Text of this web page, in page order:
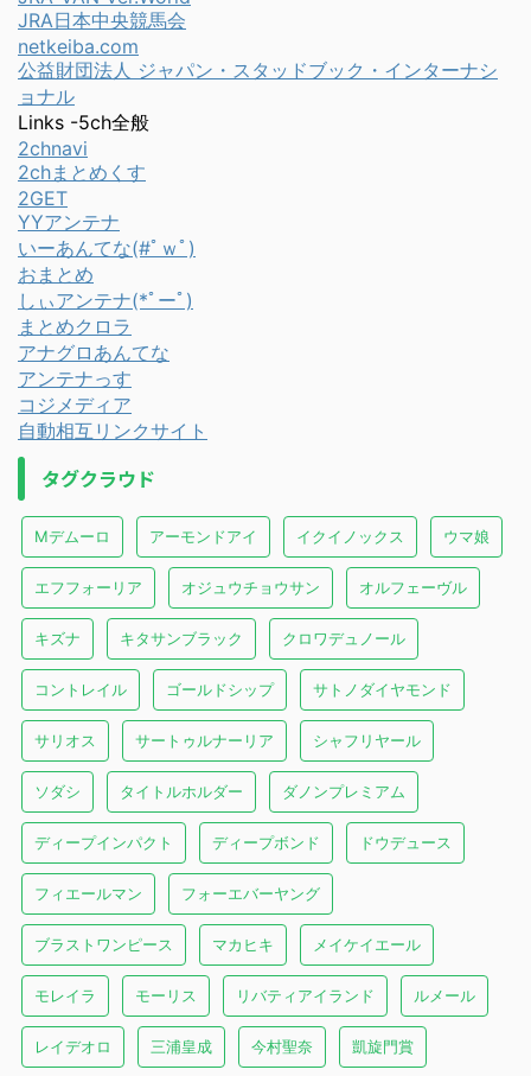
JRA日本中央競馬会
netkeiba.com
公益財団法人 ジャパン・スタッドブック・インターナシ
ョナル
Links -5ch全般
2chnavi
2chまとめくす
2GET
YYアンテナ
いーあんてな(#ﾟｗﾟ)
おまとめ
しぃアンテナ(*ﾟーﾟ)
まとめクロラ
アナグロあんてな
アンテナっす
コジメディア
自動相互リンクサイト
タグクラウド
Mデムーロ アーモンドアイ イクイノックス ウマ娘
エフフォーリア オジュウチョウサン オルフェーヴル
キズナ キタサンブラック クロワデュノール
コントレイル ゴールドシップ サトノダイヤモンド
サリオス サートゥルナーリア シャフリヤール
ソダシ タイトルホルダー ダノンプレミアム
ディープインパクト ディープボンド ドウデュース
フィエールマン フォーエバーヤング
ブラストワンピース マカヒキ メイケイエール
モレイラ モーリス リバティアイランド ルメール
レイデオロ 三浦皇成 今村聖奈 凱旋門賞